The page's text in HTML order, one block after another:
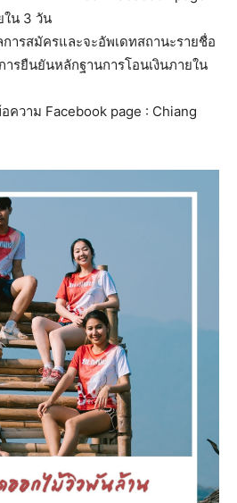
ใน 3 วัน
ารสมัครและจะอัพเดทสถานะรายชื่อ
รยืนยันหลักฐานการโอนเงินภายใน
วาม Facebook page : Chiang